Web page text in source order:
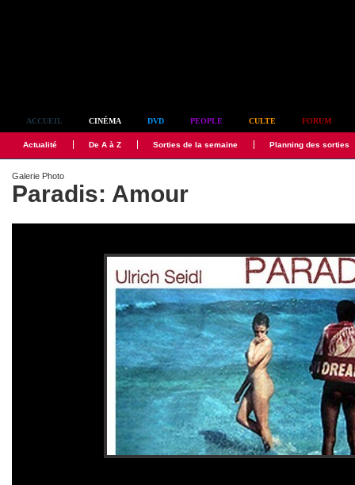
ACCUEIL CINÉMA DVD PEOPLE CULTE FORUM
Actualité De A à Z Sorties de la semaine Planning des sorties
Galerie Photo
Paradis: Amour